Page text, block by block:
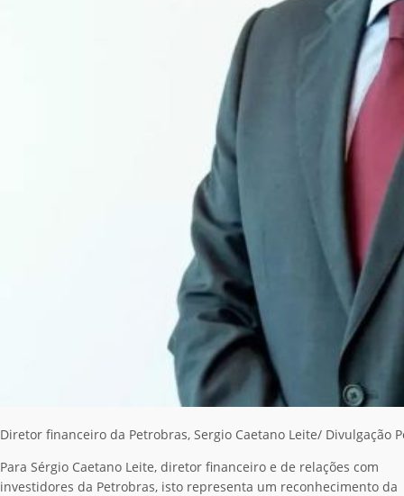
Diretor financeiro da Petrobras, Sergio Caetano Leite/ Divulgação
Para Sérgio Caetano Leite, diretor financeiro e de relações com
investidores da Petrobras, isto representa um reconhecimento da